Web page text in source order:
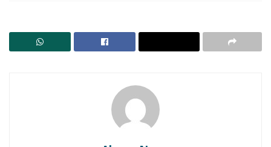
PPS Desa Meluwiting 1, Pengawas Desa Meluwiting 1,
Tokoh Agama, Masyarakat dan stakeholder lainnya.
Bupati Lembata di HUT Paroki St. Fransiskus: Tanpa
Kolaborasi, Pembangunan Tak Akan Jalan
Lembata Kembali ke Akar! Dulitukan Jadi Panggung